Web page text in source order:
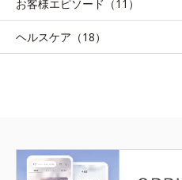
お客様エピソード（11）
ヘルスケア（18）